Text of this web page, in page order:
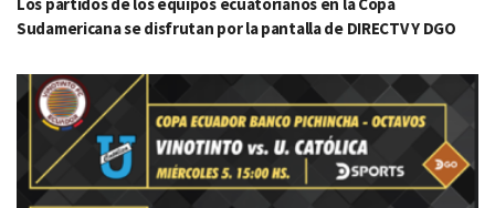
Los partidos de los equipos ecuatorianos en la Copa
Sudamericana se disfrutan por la pantalla de DIRECTV Y DGO